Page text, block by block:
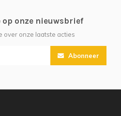
onze nieuwsbrief
over onze laatste acties
Abonneer